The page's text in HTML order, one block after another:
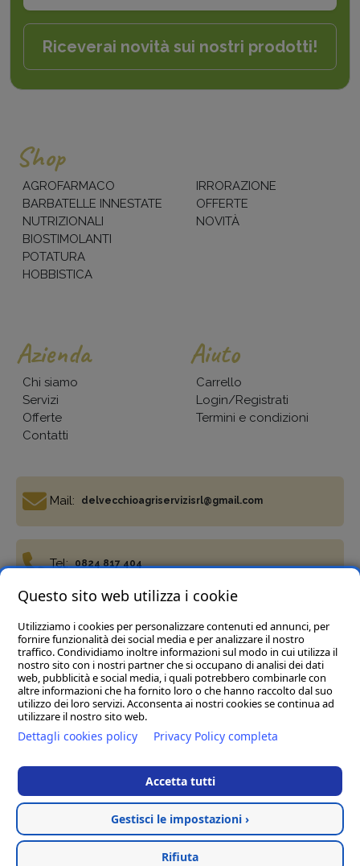
Riceverai novità sui nostri prodotti!
Shop
AGROFARMACO
BARBATELLE INNESTATE
NUTRIZIONALI
BIOSTIMOLANTI
POTATURA
HOBBISTICA
IRRORAZIONE
OFFERTE
NOVITÀ
Azienda
Chi siamo
Servizi
Offerte
Contatti
Aiuto
Carrello
Login/Registrati
Termini e condizioni
Mail: delvecchioagriservizisrl@gmail.com
Tel: 0824 817 404
Fax: 0824 817 977
Del Vecchio Agriservizi Srl
- C.da Tre Pietre, snc, 82034
Guardia Sanframondi (BN) P.IVA 01472040623
Rea BN123197 Cap.soc € 45.000,00 i.v. - Pec :
delvecchioagriservizisrl@legalmail.it
Hosted & created by
Questo sito web utilizza i cookie
Utilizziamo i cookies per personalizzare contenuti ed annunci, per
fornire funzionalità dei social media e per analizzare il nostro
traffico. Condividiamo inoltre informazioni sul modo in cui utilizza il
nostro sito con i nostri partner che si occupano di analisi dei dati
web, pubblicità e social media, i quali potrebbero combinarle con
altre informazioni che ha fornito loro o che hanno raccolto dal suo
utilizzo dei loro servizi. Acconsenta ai nostri cookies se continua ad
utilizzare il nostro sito web.
Dettagli cookies policy Privacy Policy completa
Accetta tutti
Gestisci le impostazioni ›
Rifiuta